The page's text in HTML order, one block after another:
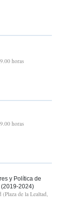
horas
horas
y Política de
2024)
de la Lealtad,